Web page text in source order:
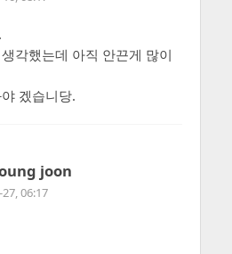
각했는데 아직 안끈게 많이
겠습니당.
joon
06:17